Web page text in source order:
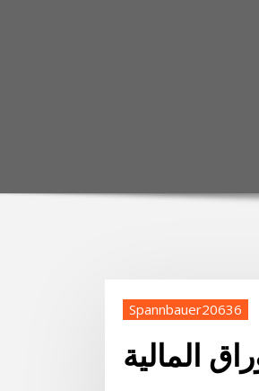
Spannbauer20636
المالية